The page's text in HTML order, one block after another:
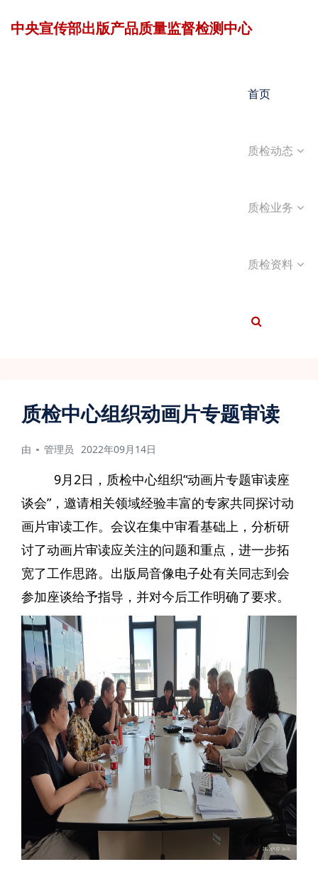
中央宣传部出版产品质量监督检测中心
首页
质检动态
质检业务
质检资料
质检中心组织动画片专题审读
由 管理员 2022年09月14日
9月2日，质检中心组织“动画片专题审读座
谈会”，邀请相关领域经验丰富的专家共同探讨动
画片审读工作。会议在集中审看基础上，分析研
讨了动画片审读应关注的问题和重点，进一步拓
宽了工作思路。出版局音像电子处有关同志到会
参加座谈给予指导，并对今后工作明确了要求。